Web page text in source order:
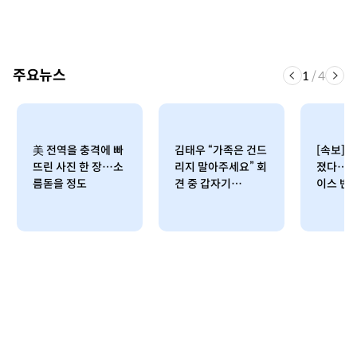
주요뉴스 1 /4
美 전역을 충격에 빠
뜨린 사진 한 장…소
름돋을 정도
김태우 “가족은 건드
리지 말아주세요” 회
견 중 갑자기…
[속보]
졌다…
이스 반